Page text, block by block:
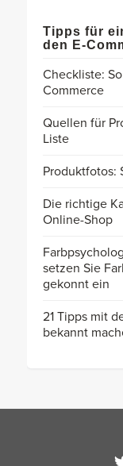
Tipps für
den E-
Checkliste:
Commerce
Quellen für
Liste
Produktfotos:
Die richtige
Online-Shop
setzen Sie
gekonnt ein
21 Tipps mit
bekannt